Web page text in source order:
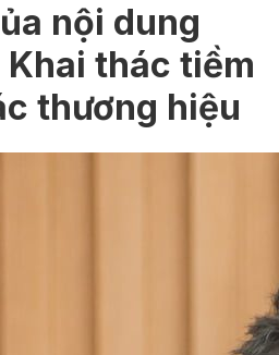
nội dung
thác tiềm
thương hiệu